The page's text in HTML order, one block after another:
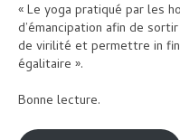
« Le yoga pratiqué par les
d’émancipation afin de
de virilité et permettre in
égalitaire ».
Bonne lecture.